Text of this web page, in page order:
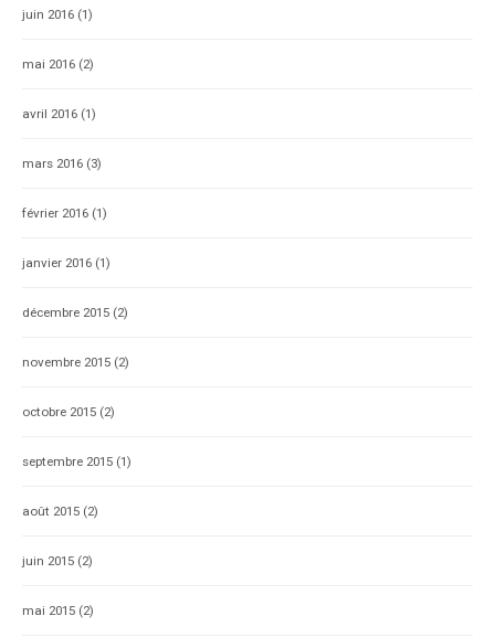
juin 2016 (1)
mai 2016 (2)
avril 2016 (1)
mars 2016 (3)
février 2016 (1)
janvier 2016 (1)
décembre 2015 (2)
novembre 2015 (2)
octobre 2015 (2)
septembre 2015 (1)
août 2015 (2)
juin 2015 (2)
mai 2015 (2)